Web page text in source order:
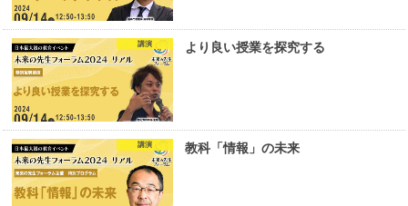
講演 より良い授業を探究する
講演 教科「情報」の未来